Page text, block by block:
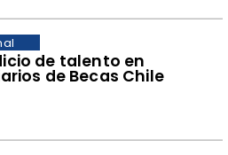
de talento en
de Becas Chile